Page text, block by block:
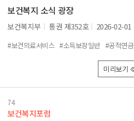
보건복지 소식 광장
보건복지부 통권 제352호 2026-02-01
#보건의료서비스 #소득보장일반 #공적연금
미리보기
74
보건복지포럼